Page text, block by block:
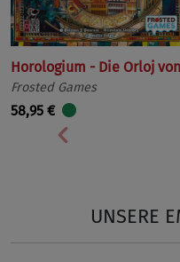
Horologium - Die Orloj von
Frosted Games
58,95 €
Vorherige
UNSERE